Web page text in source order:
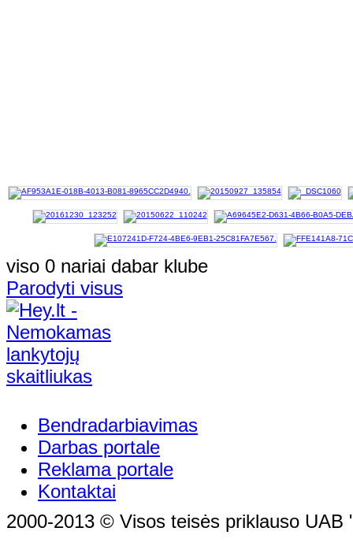
viso 0 nariai dabar klube
Parodyti visus
Bendradarbiavimas
Darbas portale
Reklama portale
Kontaktai
2000-2013 © Visos teisės priklauso UAB